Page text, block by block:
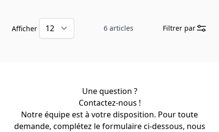
6 articles
Afficher Filtrer par
Une question ?
Contactez-nous !
Notre équipe est à votre disposition. Pour toute
demande, complétez le formulaire ci-dessous, nous